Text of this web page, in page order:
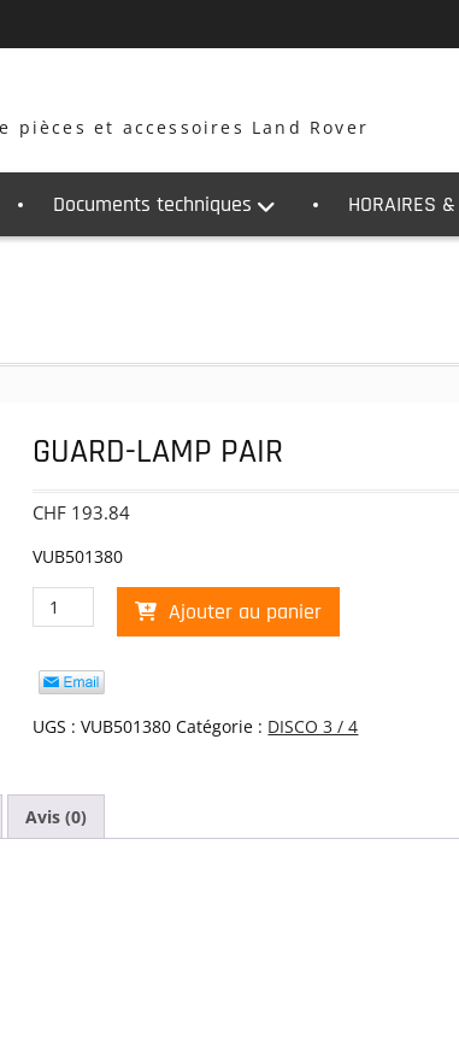
pièces et accessoires Land Rover
Documents techniques HORAIRES
GUARD-LAMP PAIR
CHF 193.84
VUB501380
quantité
de
LAMP
PAIR
Ajouter au panier
UGS :VUB501380 Catégorie : DISCO 3 / 4
Avis (0)